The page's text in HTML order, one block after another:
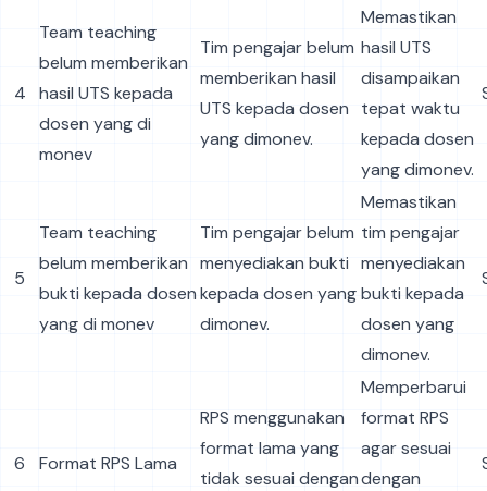
4
Team teaching
belum memberikan
hasil UTS kepada
dosen yang di
monev
Tim pengajar belum
memberikan hasil
UTS kepada dosen
yang dimonev.
Memastikan
hasil UTS
disampaikan
tepat waktu
kepada dosen
yang dimonev.
5
Team teaching
belum memberikan
bukti kepada dosen
yang di monev
Tim pengajar belum
menyediakan bukti
kepada dosen yang
dimonev.
Memastikan
tim pengajar
menyediakan
bukti kepada
dosen yang
dimonev.
6 Format RPS Lama
RPS menggunakan
format lama yang
tidak sesuai dengan
Memperbarui
format RPS
agar sesuai
dengan